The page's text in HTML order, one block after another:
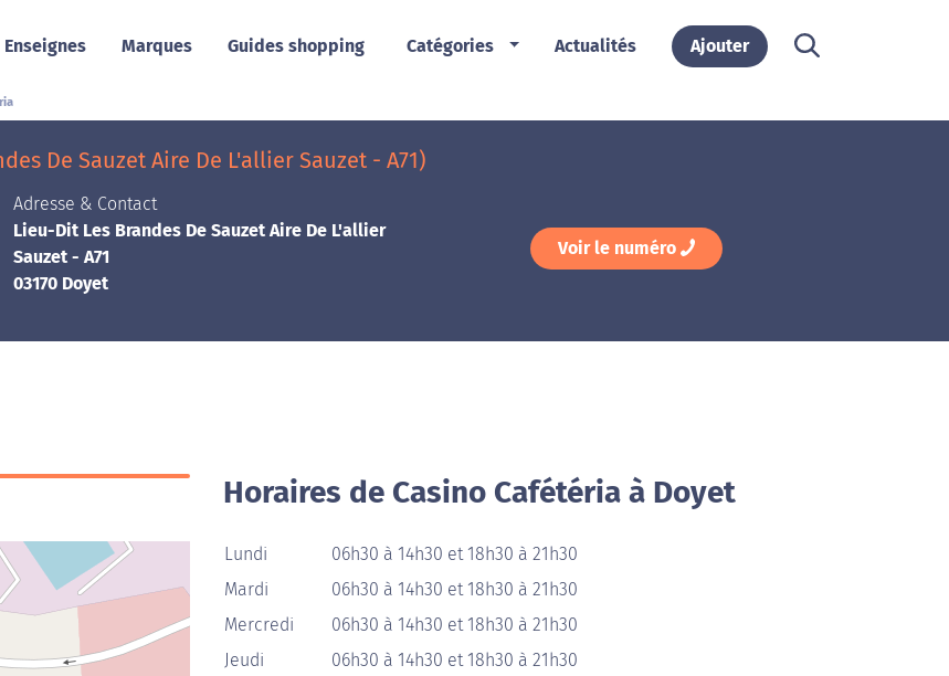
Enseignes Marques Guides shopping Catégories Actualités Ajouter
De Sauzet Aire De L'allier Sauzet - A71)
Adresse & Contact
Lieu-Dit Les Brandes De Sauzet Aire De L'allier
Sauzet - A71
03170 Doyet
Voir le numéro
Horaires de Casino Cafétéria à Doyet
Lundi
06h30 à 14h30 et 18h30 à 21h30
Mardi
06h30 à 14h30 et 18h30 à 21h30
Mercredi
06h30 à 14h30 et 18h30 à 21h30
Jeudi
06h30 à 14h30 et 18h30 à 21h30